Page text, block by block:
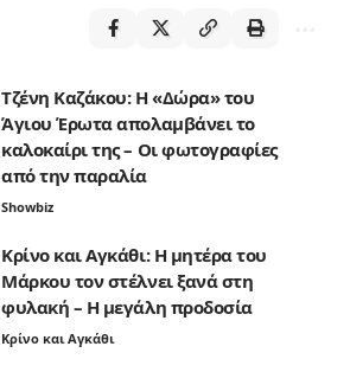
Τζένη Καζάκου: Η «Δώρα» του
Άγιου Έρωτα απολαμβάνει το
καλοκαίρι της – Οι φωτογραφίες
από την παραλία
Showbiz
Κρίνο και Αγκάθι: Η μητέρα του
Μάρκου τον στέλνει ξανά στη
φυλακή – Η μεγάλη προδοσία
Κρίνο και Αγκάθι